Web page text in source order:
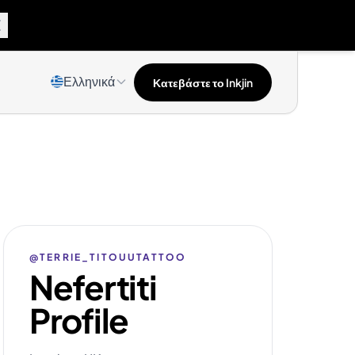
Ελληνικά Κατεβάστε το Inkjin
@TERRIE_TITOUUTATTOO
Nefertiti
Profile